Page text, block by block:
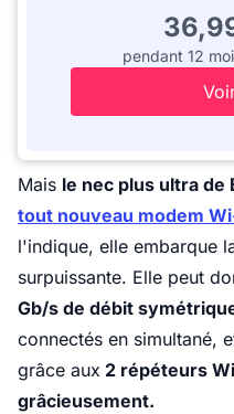
pendant 12
Mais le nec plus ultra de
tout nouveau modem
l'indique, elle embarque
surpuissante. Elle peut
Gb/s de débit
connectés en simultané,
grâce aux 2 répéteurs
grâcieusement.